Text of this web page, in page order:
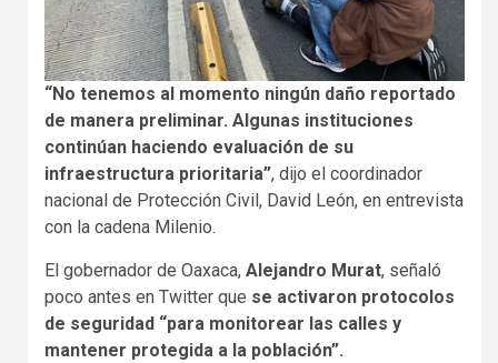
“No tenemos al momento ningún daño reportado
de manera preliminar. Algunas instituciones
continúan haciendo evaluación de su
infraestructura prioritaria”, dijo el coordinador
nacional de Protección Civil, David León, en entrevista
con la cadena Milenio.
El gobernador de Oaxaca, Alejandro Murat, señaló
poco antes en Twitter que se activaron protocolos
de seguridad “para monitorear las calles y
mantener protegida a la población”.